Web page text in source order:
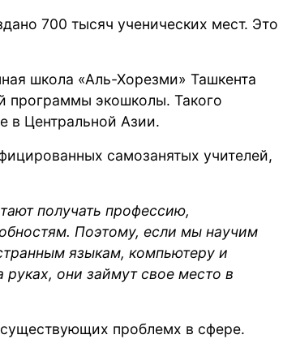
700 тысяч ученических мест. Это
школа «Аль-Хорезми» Ташкента
экошколы. Такого
в Центральной Азии.
самозанятых учителей,
получать профессию,
Поэтому, если мы научим
языкам, компьютеру и
они займут свое место в
существующих проблемх в сфере.